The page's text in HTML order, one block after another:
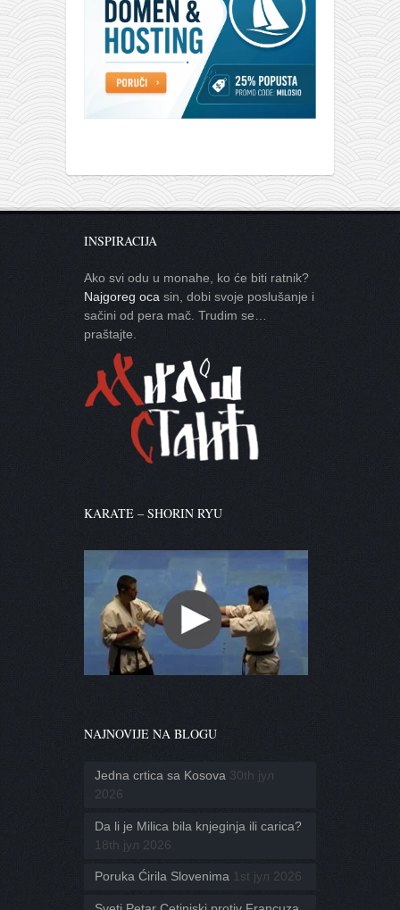
INSPIRACIJA
Ako svi odu u monahe, ko će biti ratnik?
Najgoreg oca sin, dobi svoje poslušanje i
sačini od pera mač. Trudim se…
praštajte.
KARATE – SHORIN RYU
NAJNOVIJE NA BLOGU
Jedna crtica sa Kosova 30th јул
2026
Da li je Milica bila knjeginja ili carica?
18th јул 2026
Poruka Ćirila Slovenima 1st јул 2026